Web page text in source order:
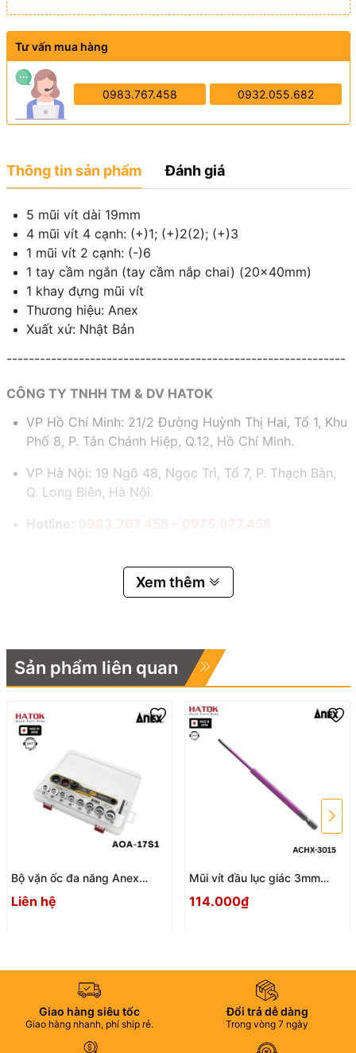
Tư vấn mua hàng
0983.767.458 0932.055.682
Thông tin sản phẩm Đánh giá
5 mũi vít dài 19mm
4 mũi vít 4 cạnh: (+)1; (+)2(2); (+)3
1 mũi vít 2 cạnh: (-)6
1 tay cầm ngắn (tay cầm nắp chai) (20x40mm)
1 khay đựng mũi vít
Thương hiệu: Anex
Xuất xứ: Nhật Bản
-------------------------------------------------------------
CÔNG TY TNHH TM & DV HATOK
VP Hồ Chí Minh: 21/2 Đường Huỳnh Thị Hai, Tổ 1, Khu
Phố 8, P. Tân Chánh Hiệp, Q.12, Hồ Chí Minh.
VP Hà Nội: 19 Ngõ 48, Ngọc Trì, Tổ 7, P. Thạch Bàn,
Q. Long Biên, Hà Nội.
Hotline:
Xem thêm
Sản phẩm liên quan
Bộ vặn ốc đa năng Anex
AOA-17S1 Nhật Bản
Liên hệ
Mũi vít đầu lục giác 3mm
114.000₫
Giao hàng siêu tốc
Giao hàng nhanh, phí ship rẻ.
Đổi trả dễ dàng
Trong vòng 7 ngày